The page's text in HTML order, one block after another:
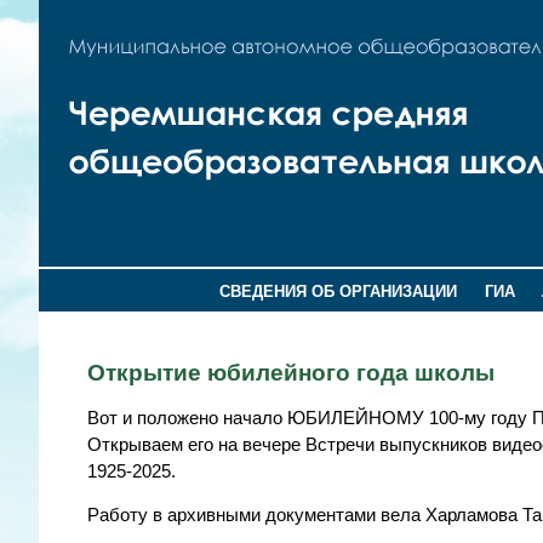
СВЕДЕНИЯ ОБ ОРГАНИЗАЦИИ ГИА
Открытие юбилейного года школы
Вот и положено начало ЮБИЛЕЙНОМУ 100-му году
Открываем его на вечере Встречи выпускников
1925-2025.
Работу в архивными документами вела Харламова